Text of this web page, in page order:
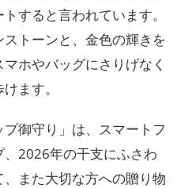
すると言われています。
トーンと、金色の輝きを
ホやバッグにさりげなく
ます。
御守り」は、スマートフ
2026年の干支にふさわ
また大切な方への贈り物